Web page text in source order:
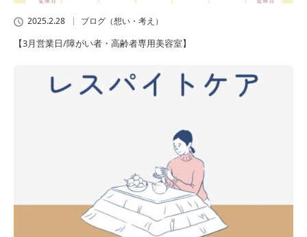
2025.2.28 ブログ（想い・考え）
【3月営業日/障がい者・高齢者専用美容室】